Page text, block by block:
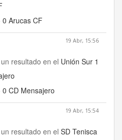
Arucas CF
19 Abr, 15:56
resultado en el Unión Sur 1
CD Mensajero
19 Abr, 15:54
resultado en el SD Tenisca